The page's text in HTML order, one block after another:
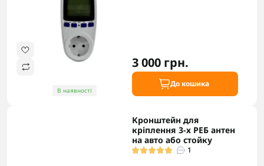
В наявності
3 000 грн.
До кошика
Кронштейн для
кріплення 3-х РЕБ антен
на авто або стойку
1